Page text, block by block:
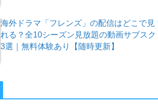
海外ドラマ「フレンズ」の配信はどこで見
れる？全10シーズン見放題の動画サブスク
3選｜無料体験あり【随時更新】